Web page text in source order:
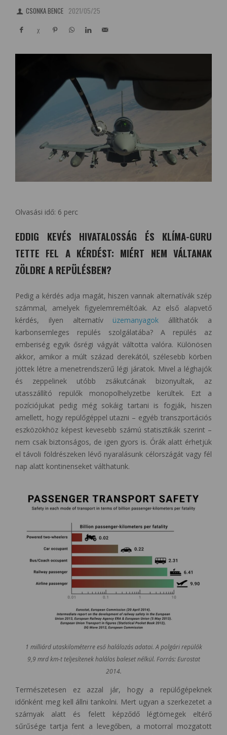
CSONKA BENCE 2021/05/25
Olvasási idő: 6 perc
EDDIG KEVÉS HIVATALOSSÁG ÉS KLÍMA-GURU
TETTE FEL A KÉRDÉST: MIÉRT NEM VÁLTANAK
ZÖLDRE A REPÜLÉSBEN?
Pedig a kérdés adja magát, hiszen vannak alternatívák szép
számmal, amelyek figyelemreméltóak. Az első alapvető
kérdés, ilyen alternatív üzemanyagok állíthatók a
karbonsemleges repülés szolgálatába? A repülés az
emberiség egyik ősrégi vágyát váltotta valóra. Különösen
akkor, amikor a múlt század derekától, szélesebb körben
jöttek létre a menetrendszerű légi járatok. Mivel a léghajók
és zeppelinek utóbb zsákutcának bizonyultak, az
utasszállító repülők monopolhelyzetbe kerültek. Ezt a
pozíciójukat pedig még sokáig tartani is fogják, hiszen
amellett, hogy repülőgéppel utazni – egyéb transzportációs
eszközökhöz képest kevesebb számú statisztikák szerint –
nem csak biztonságos, de igen gyors is. Órák alatt érhetjük
el távoli földrészeken lévő nyaralásunk célországát vagy fél
nap alatt kontinenseket válthatunk.
1 milliárd utaskilométerre eső halálozás adatai. A polgári repülők
9,9 mrd km-t teljesítenek halálos baleset nélkül. Forrás: Eurostat
2014.
Természetesen ez azzal jár, hogy a repülőgépeknek
időnként meg kell állni tankolni. Mert ugyan a szerkezetet a
szárnyak alatt és felett képződő légtömegek eltérő
sűrűsége tartja fent a levegőben, a motorral mozgatott